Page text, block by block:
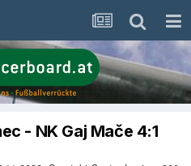
- NK Gaj Mače 4:1